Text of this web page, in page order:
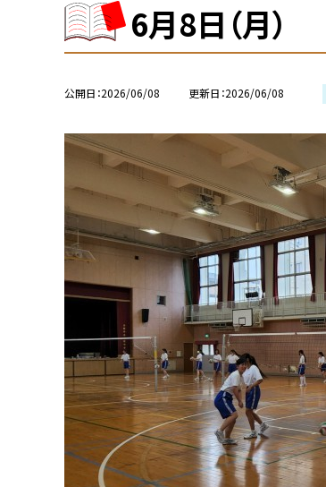
6月8日（月）
公開日 2026/06/08 更新日 2026/06/08